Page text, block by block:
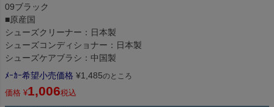
09ブラック
■原産国
シューズクリーナー：日本製
シューズコンディショナー：日本製
シューズケアブラシ：中国製
ﾒｰｶｰ希望小売価格 ¥1,485のところ
価格 ¥1,006税込